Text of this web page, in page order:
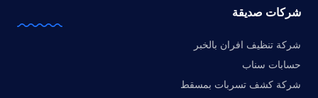
شركات صديقة
شركة تنظيف افران بالخبر
حسابات سناب
شركة كشف تسربات بمسقط